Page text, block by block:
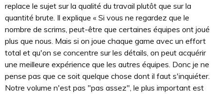
replace le sujet sur la qualité du travail plutôt que sur la
quantité brute. Il explique « Si vous ne regardez que le
nombre de scrims, peut-être que certaines équipes ont joué
plus que nous. Mais si on joue chaque game avec un effort
total et qu'on se concentre sur les détails, on peut acquérir
une meilleure expérience que les autres équipes. Donc je ne
pense pas que ce soit quelque chose dont il faut s'inquiéter.
Notre volume n'est pas "pas assez", le plus important est